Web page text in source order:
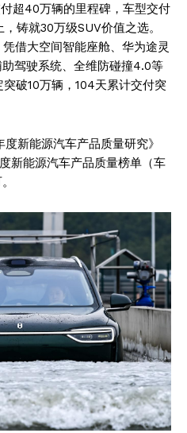
超40万辆的里程碑，车型交付
铸就30万级SUV价值之选。
借大空间智能座舱、华为途灵
驾驶系统、全维防碰撞4.0等
破10万辆，104天累计交付突
新能源汽车产品质量研究》
新能源汽车产品质量榜单（车